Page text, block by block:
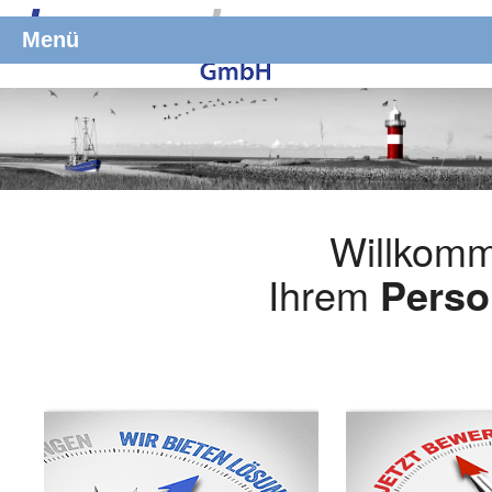
Menü
Ihrem